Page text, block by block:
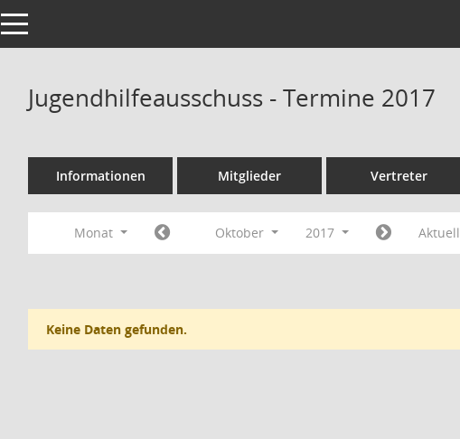
Toggle navigation
Jugendhilfeausschuss - Termine 2017
Informationen Mitglieder Vertreter
Monat Oktober 2017 Aktuell
Keine Daten gefunden.